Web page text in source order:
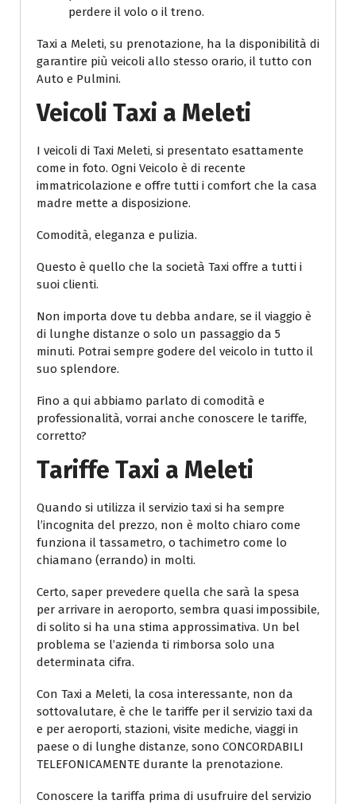
perdere il volo o il treno.
Taxi a Meleti, su prenotazione, ha la disponibilità di
garantire più veicoli allo stesso orario, il tutto con
Auto e Pulmini.
Veicoli Taxi a Meleti
I veicoli di Taxi Meleti, si presentato esattamente
come in foto. Ogni Veicolo è di recente
immatricolazione e offre tutti i comfort che la casa
madre mette a disposizione.
Comodità, eleganza e pulizia.
Questo è quello che la società Taxi offre a tutti i
suoi clienti.
Non importa dove tu debba andare, se il viaggio è
di lunghe distanze o solo un passaggio da 5
minuti. Potrai sempre godere del veicolo in tutto il
suo splendore.
Fino a qui abbiamo parlato di comodità e
professionalità, vorrai anche conoscere le tariffe,
corretto?
Tariffe Taxi a Meleti
Quando si utilizza il servizio taxi si ha sempre
l’incognita del prezzo, non è molto chiaro come
funziona il tassametro, o tachimetro come lo
chiamano (errando) in molti.
Certo, saper prevedere quella che sarà la spesa
per arrivare in aeroporto, sembra quasi impossibile,
di solito si ha una stima approssimativa. Un bel
problema se l’azienda ti rimborsa solo una
determinata cifra.
Con Taxi a Meleti, la cosa interessante, non da
sottovalutare, è che le tariffe per il servizio taxi da
e per aeroporti, stazioni, visite mediche, viaggi in
paese o di lunghe distanze, sono CONCORDABILI
TELEFONICAMENTE durante la prenotazione.
Conoscere la tariffa prima di usufruire del servizio